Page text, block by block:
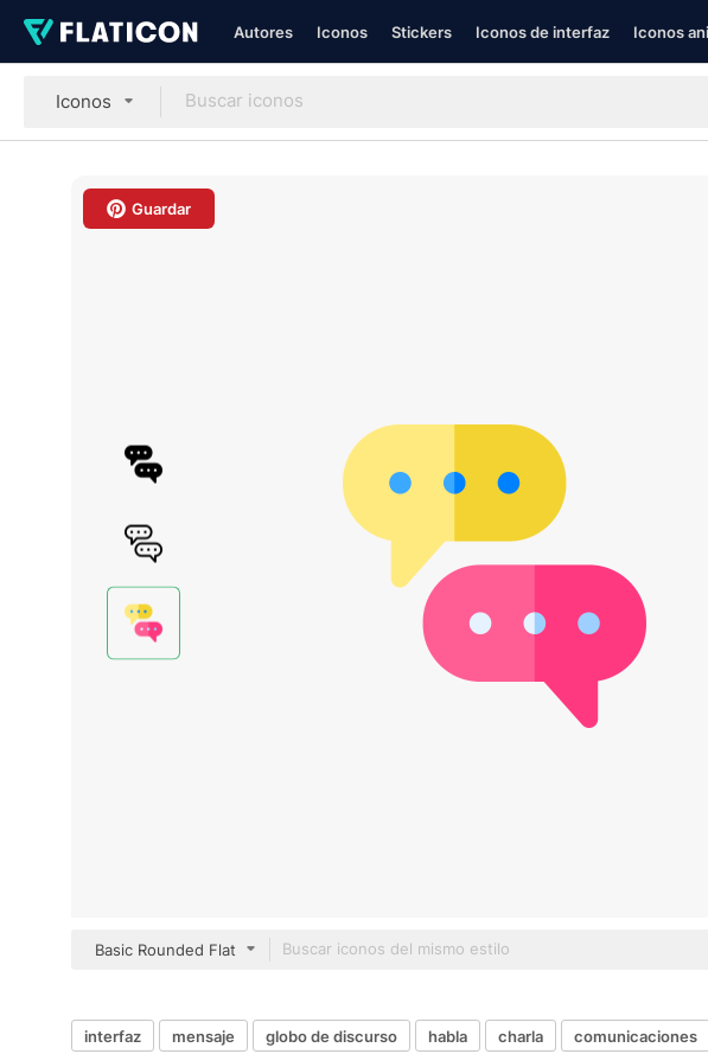
Autores Iconos Stickers Iconos de interfaz Iconos
Iconos
Guardar
Basic Rounded Flat
interfaz mensaje globo de discurso habla charla comunicaciones